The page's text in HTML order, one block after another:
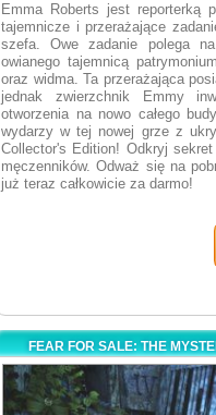
Emma Roberts jest reporterką
tajemnicze i przerażające
szefa. Owe zadanie polega
owianego tajemnicą
oraz widma. Ta przerażająca
jednak zwierzchnik Emmy
otworzenia na nowo całego
wydarzy w tej nowej grze z
Collector's Edition! Odkryj
męczenników. Odważ się na
już teraz całkowicie za darmo!
FEAR FOR SALE: THE